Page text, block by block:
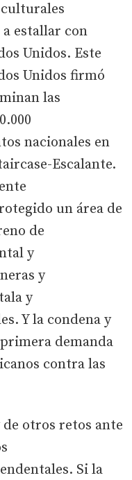
estallar con
Unidos. Este
Unidos firmó
las
nacionales en
Escalante.
un área de
de
y
y
y
Y la condena y
demanda
contra las
otros retos ante
Si la